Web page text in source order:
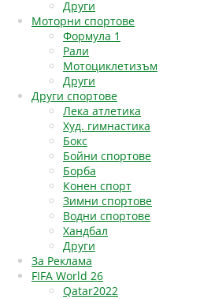
Други
Моторни спортове
Формула 1
Рали
Мотоциклетизъм
Други
Други спортове
Лека атлетика
Худ. гимнастика
Бокс
Бойни спортове
Борба
Конен спорт
Зимни спортове
Водни спортове
Хандбал
Други
За Реклама
FIFA World 26
Qatar2022